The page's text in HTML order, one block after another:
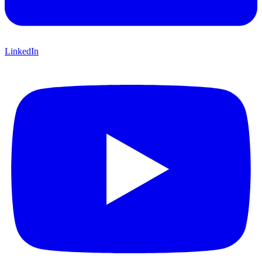
LinkedIn